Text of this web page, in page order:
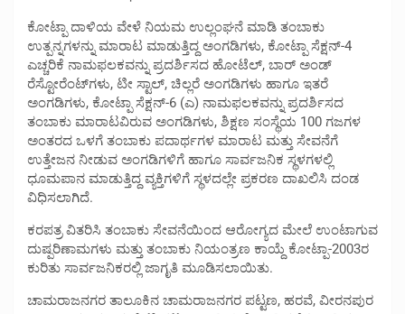
ಕೋಟ್ಪಾ ದಾಳಿಯ ವೇಳೆ ನಿಯಮ ಉಲ್ಲಂಘನೆ ಮಾಡಿ ತಂಬಾಕು
ಉತ್ಪನ್ನಗಳನ್ನು ಮಾರಾಟ ಮಾಡುತ್ತಿದ್ದ ಅಂಗಡಿಗಳು, ಕೋಟ್ಪಾ ಸೆಕ್ಷನ್-4
ಎಚ್ಚರಿಕೆ ನಾಮಫಲಕವನ್ನು ಪ್ರದರ್ಶಿಸದ ಹೋಟೆಲ್, ಬಾರ್ ಅಂಡ್
ರೆಸ್ಟೋರೆಂಟ್‍ಗಳು, ಟೀ ಸ್ಟಾಲ್, ಚಿಲ್ಲರೆ ಅಂಗಡಿಗಳು ಹಾಗೂ ಇತರೆ
ಅಂಗಡಿಗಳು, ಕೋಟ್ಪಾ ಸೆಕ್ಷನ್-6 (ಎ) ನಾಮಫಲಕವನ್ನು ಪ್ರದರ್ಶಿಸದ
ತಂಬಾಕು ಮಾರಾಟವಿರುವ ಅಂಗಡಿಗಳು, ಶಿಕ್ಷಣ ಸಂಸ್ಥೆಯ 100 ಗಜಗಳ
ಅಂತರದ ಒಳಗೆ ತಂಬಾಕು ಪದಾರ್ಥಗಳ ಮಾರಾಟ ಮತ್ತು ಸೇವನೆಗೆ
ಉತ್ತೇಜನ ನೀಡುವ ಅಂಗಡಿಗಳಿಗೆ ಹಾಗೂ ಸಾರ್ವಜನಿಕ ಸ್ಥಳಗಳಲ್ಲಿ
ಧೂಮಪಾನ ಮಾಡುತ್ತಿದ್ದ ವ್ಯಕ್ತಿಗಳಿಗೆ ಸ್ಥಳದಲ್ಲೇ ಪ್ರಕರಣ ದಾಖಲಿಸಿ ದಂಡ
ವಿಧಿಸಲಾಗಿದೆ.
ಕರಪತ್ರ ವಿತರಿಸಿ ತಂಬಾಕು ಸೇವನೆಯಿಂದ ಆರೋಗ್ಯದ ಮೇಲೆ ಉಂಟಾಗುವ
ದುಷ್ಪರಿಣಾಮಗಳು ಮತ್ತು ತಂಬಾಕು ನಿಯಂತ್ರಣ ಕಾಯ್ದೆ ಕೋಟ್ಪಾ-2003ರ
ಕುರಿತು ಸಾರ್ವಜನಿಕರಲ್ಲಿ ಜಾಗೃತಿ ಮೂಡಿಸಲಾಯಿತು.
ಚಾಮರಾಜನಗರ ತಾಲೂಕಿನ ಚಾಮರಾಜನಗರ ಪಟ್ಟಣ, ಹರವೆ, ವೀರನಪುರ